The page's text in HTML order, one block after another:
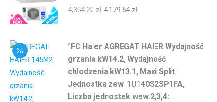
4,354.20zł 4,179.54 zł
°FC Haier AGREGAT HAIER Wydajność
grzania kW14.2, Wydajność
chłodzenia kW13.1, Maxi Split
Jednostka zew. 1U140S2SP1FA,
Liczba jednostek wew.2,3,4: